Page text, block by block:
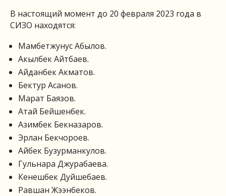
В настоящий момент до 20 февраля 2023 года в
СИЗО находятся:
Мамбетжунус Абылов.
Акылбек Айтбаев.
Айданбек Акматов.
Бектур Асанов.
Марат Баязов.
Атай Бейшенбек.
Азимбек Бекназаров.
Эрлан Бекчороев.
Айбек Бузурманкулов.
Гульнара Джурабаева.
Кенешбек Дуйшебаев.
Равшан Жээнбеков.